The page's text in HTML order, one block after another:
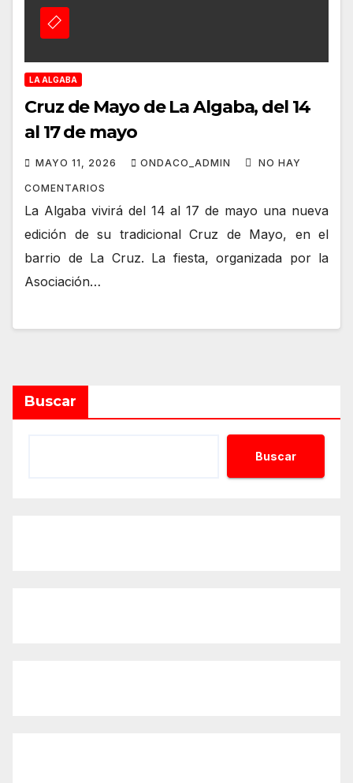
LA ALGABA
Cruz de Mayo de La Algaba, del 14
al 17 de mayo
MAYO 11, 2026 ONDACO_ADMIN NO HAY
COMENTARIOS
La Algaba vivirá del 14 al 17 de mayo una nueva
edición de su tradicional Cruz de Mayo, en el
barrio de La Cruz. La fiesta, organizada por la
Asociación…
Buscar
Buscar